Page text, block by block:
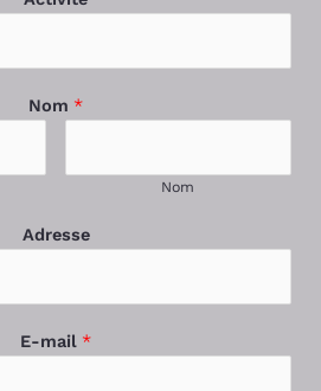
Nom *
Nom
Adresse
E-mail *